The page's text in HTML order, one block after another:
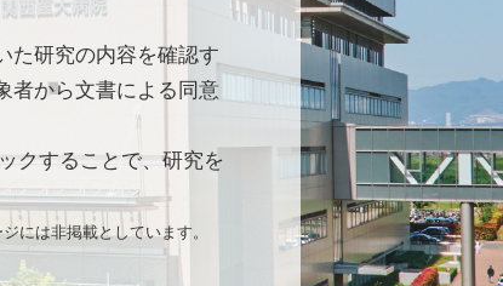
た研究の内容を確認す
者から文書による同意
クすることで、研究を
には非掲載としています。